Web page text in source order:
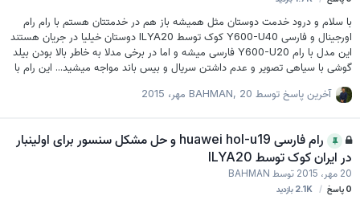
با سلام و درود خدمت دوستان مثل همیشه باز هم در خدمتتان هستم با رام رام
اورجینال و فارسی Y600-U40 کوک توسط ILYA20 دوستان خیلیا در جریان هستند
این مدل با رام Y600-U20 فارسی میشه و اما در برخی مدلا به خاطر بالا بودن بیلد
گوشی با سیاهی تصویر و عدم داشتن سریال و بیس باند مواجه میشید... این رام با
گوشی رایت کنند بدون مشکل این رام در بخش رام های کوک شده قرار داده شده و
آخرین پاسخ توسط BAHMAN ,20 مهر، 2015
رام فارسی huawei hol-u19 و حل مشکل سنسور برای اولینبار
در ایران کوک توسط ILYA20
20 مهر، 2015 توسط BAHMAN
0پاسخ 2.1Kبازدید